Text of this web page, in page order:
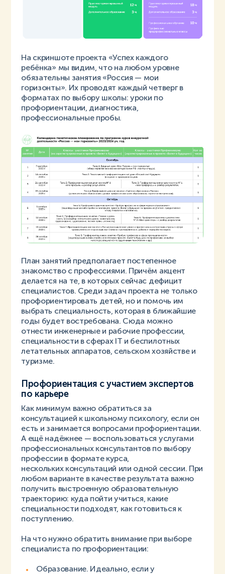
На скриншоте проекта «Успех каждого
ребёнка» мы видим, что на любом уровне
обязательны занятия «Россия — мои
горизонты». Их проводят каждый четверг в
форматах по выбору школы: уроки по
профориентации, диагностика,
профессиональные пробы.
План занятий предполагает постепенное
знакомство с профессиями. Причём акцент
делается на те, в которых сейчас дефицит
специалистов. Среди задач проекта не только
профориентировать детей, но и помочь им
выбрать специальность, которая в ближайшие
годы будет востребована. Сюда можно
отнести инженерные и рабочие профессии,
специальности в сферах IT и беспилотных
летательных аппаратов, сельском хозяйстве и
туризме.
Профориентация с участием экспертов
по карьере
Как минимум важно обратиться за
консультацией к школьному психологу, если он
есть и занимается вопросами профориентации.
А ещё надёжнее — воспользоваться услугами
профессиональных консультантов по выбору
профессии в формате курса,
нескольких консультаций или одной сессии. При
любом варианте в качестве результата важно
получить выстроенную образовательную
траекторию: куда пойти учиться, какие
специальности подходят, как готовиться к
поступлению.
На что нужно обратить внимание при выборе
специалиста по профориентации:
Образование. Идеально, если у